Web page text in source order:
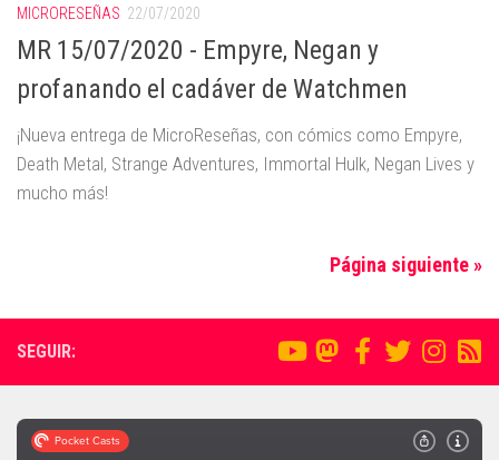
MICRORESEÑAS 22/07/2020
MR 15/07/2020 - Empyre, Negan y
profanando el cadáver de Watchmen
¡Nueva entrega de MicroReseñas, con cómics como Empyre,
Death Metal, Strange Adventures, Immortal Hulk, Negan Lives y
mucho más!
Página siguiente »
SEGUIR: